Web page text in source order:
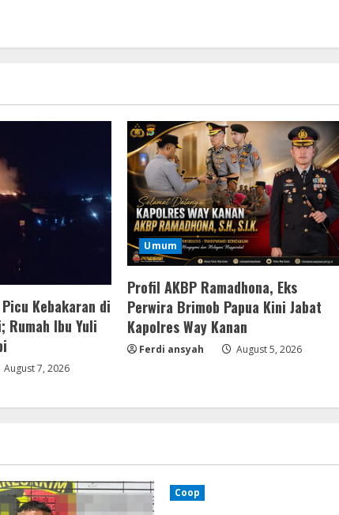
Kebakaran di
Rumah Ibu Yuli
August 7, 2026
Umum
Profil AKBP Ramadhona, Eks
Perwira Brimob Papua Kini Jabat
Kapolres Way Kanan
Ferdi ansyah August 5, 2026
Coop